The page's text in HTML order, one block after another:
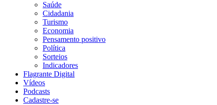
Saúde
Cidadania
Turismo
Economia
Pensamento positivo
Política
Sorteios
Indicadores
Flagrante Digital
Vídeos
Podcasts
Cadastre-se